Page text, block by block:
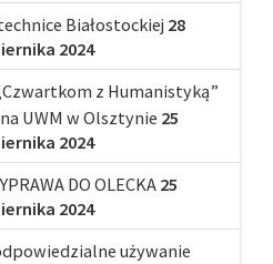
Białostockiej 28
2024
z Humanistyką”
UWM w Olsztynie 25
2024
DO OLECKA 25
2024
używanie